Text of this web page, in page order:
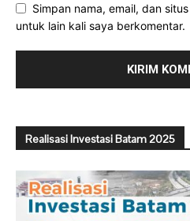
Simpan nama, email, dan
untuk lain kali saya berkomentar.
Realisasi Investasi Batam 2025